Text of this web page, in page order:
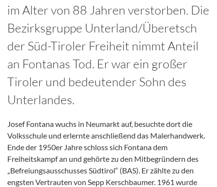
im Alter von 88 Jahren verstorben. Die
Bezirksgruppe Unterland/Überetsch
der Süd-Tiroler Freiheit nimmt Anteil
an Fontanas Tod. Er war ein großer
Tiroler und bedeutender Sohn des
Unterlandes.
Josef Fontana wuchs in Neumarkt auf, besuchte dort die
Volksschule und erlernte anschließend das Malerhandwerk.
Ende der 1950er Jahre schloss sich Fontana dem
Freiheitskampf an und gehörte zu den Mitbegründern des
„Befreiungsausschusses Südtirol“ (BAS). Er zählte zu den
engsten Vertrauten von Sepp Kerschbaumer. 1961 wurde